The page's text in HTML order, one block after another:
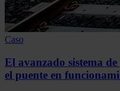
Caso
El avanzado sistema
el puente en